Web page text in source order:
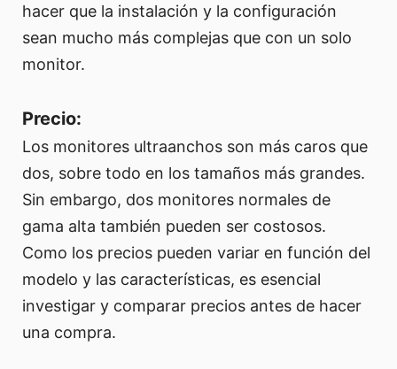
hacer que la instalación y la configuración
sean mucho más complejas que con un solo
monitor.
Precio:
Los monitores ultraanchos son más caros que
dos, sobre todo en los tamaños más grandes.
Sin embargo, dos monitores normales de
gama alta también pueden ser costosos.
Como los precios pueden variar en función del
modelo y las características, es esencial
investigar y comparar precios antes de hacer
una compra.